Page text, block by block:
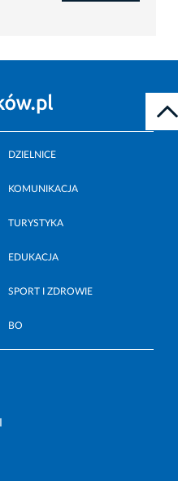
DZIELNICE
KOMUNIKACJA
TURYSTYKA
EDUKACJA
SPORT I ZDROWIE
BO